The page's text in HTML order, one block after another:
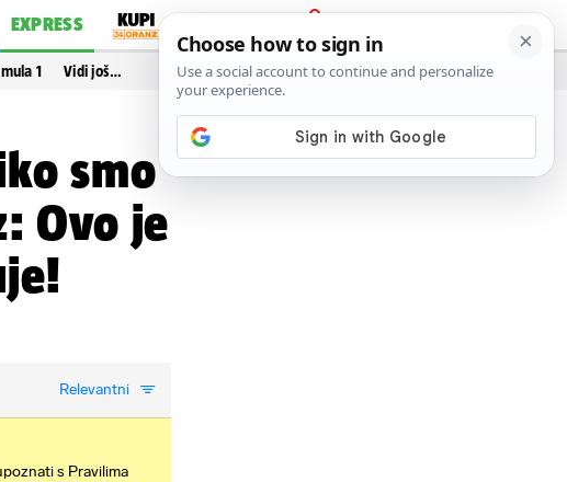
EXPRESS
PRIJAVA
1 Vidi još…
smo
Ovo je
Relevantni
s Pravilima